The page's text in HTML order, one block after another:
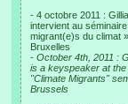
- 4 octobre 2011 :
intervient au
migrant(e)s du climat
Bruxelles
- October 4th, 2011 :
is a keyspeaker at the
"Climate Migrants"
Brussels